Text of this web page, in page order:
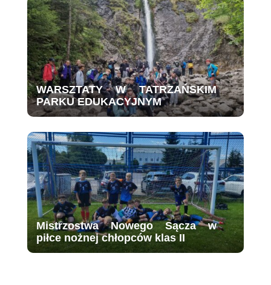
WARSZTATY W TATRZAŃSKIM
PARKU EDUKACYJNYM
Mistrzostwa Nowego Sącza w
piłce nożnej chłopców klas II